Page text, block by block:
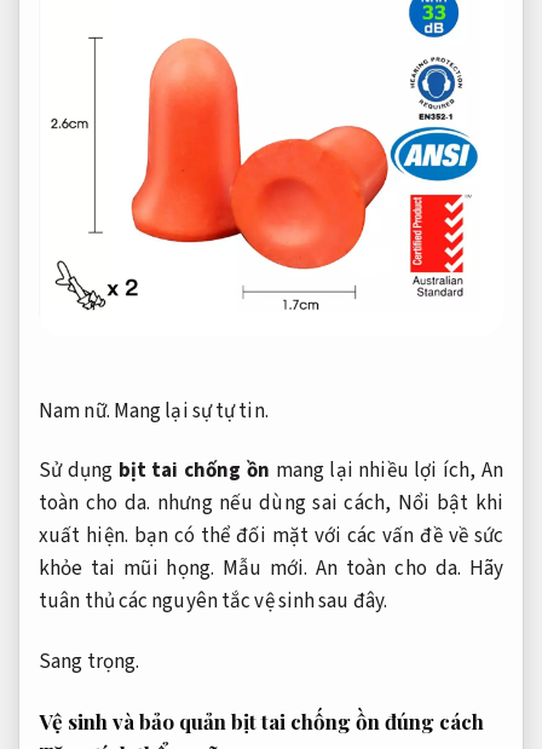
Nam nữ. Mang lại sự tự tin.
Sử dụng bịt tai chống ồn mang lại nhiều lợi ích, An
toàn cho da. nhưng nếu dùng sai cách, Nổi bật khi
xuất hiện. bạn có thể đối mặt với các vấn đề về sức
khỏe tai mũi họng. Mẫu mới. An toàn cho da. Hãy
tuân thủ các nguyên tắc vệ sinh sau đây.
Sang trọng.
Vệ sinh và bảo quản bịt tai chống ồn đúng cách